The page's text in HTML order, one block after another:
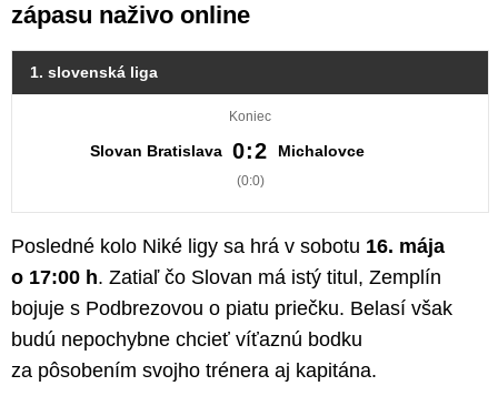
zápasu naživo online
1. slovenská liga
Koniec
Slovan Bratislava 0:2 Michalovce
(0:0)
Posledné kolo Niké ligy sa hrá v sobotu 16. mája
o 17:00 h. Zatiaľ čo Slovan má istý titul, Zemplín
bojuje s Podbrezovou o piatu priečku. Belasí však
budú nepochybne chcieť víťaznú bodku
za pôsobením svojho trénera aj kapitána.